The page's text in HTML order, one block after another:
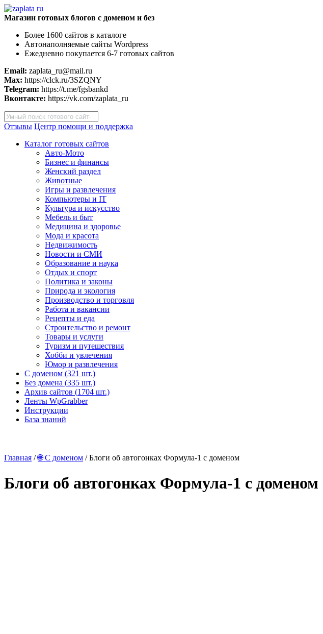
Магазин готовых блогов с доменом и без
Более 1600 сайтов в каталоге
Автонаполняемые сайты Wordpress
Ежедневно покупается 6-7 готовых сайтов
Email: zaplata_ru@mail.ru
Max: https://clck.ru/3SZQNY
Telegram: https://t.me/fgsbankd
Вконтакте: https://vk.com/zaplata_ru
Поиск
товаров
Отзывы Центр помощи и поддержка
Каталог готовых сайтов
Авто-Мото
Бизнес и финансы
Женский раздел
Животные
Игры и развлечения
Компьютеры и IT
Культура и искусство
Мебель и быт
Медицина и здоровье
Мода и красота
Недвижимость
Новости и СМИ
Образование и наука
Отдых и спорт
Политика и законы
Природа и экология
Производство и торговля
Работа и вакансии
Рецепты и еда
Строительство и ремонт
Товары и услуги
Туризм и путешествия
Хобби и увлечения
Юмор и развлечения
С доменом (321 шт.)
Без домена (335 шт.)
Архив сайтов (1704 шт.)
Ленты WpGrabber
Инструкции
База знаний
Главная /🌐 С доменом / Блоги об автогонках Формула-1 с доменом
Блоги об автогонках Формула-1 с доменом